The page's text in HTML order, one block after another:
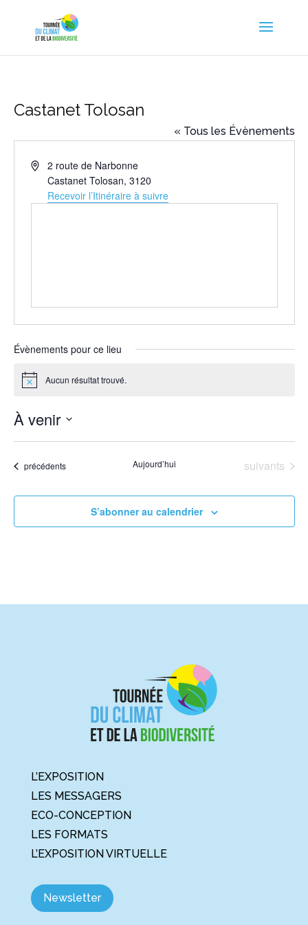
Castanet Tolosan
« Tous les Évènements
Adresse2 route de Narbonne
Castanet Tolosan, 3120
Recevoir l’Itinéraire à suivre
Évènements pour ce lieu
Notice Aucun résultat trouvé.
À venir
Sélectionnez
Évènements
précédents Aujourd’hui Évènements
suivants
S’abonner au calendrier
L’EXPOSITION
LES MESSAGERS
ECO-CONCEPTION
LES FORMATS
L’EXPOSITION VIRTUELLE
Newsletter